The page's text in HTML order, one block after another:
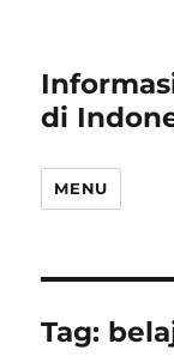
di
MENU
Tag: